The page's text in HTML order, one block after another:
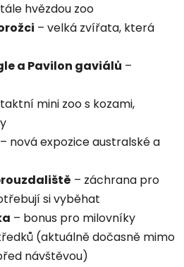
hvězdou zoo
– velká zvířata, která
a Pavilon gaviálů –
mini zoo s kozami,
– nová expozice australské a
– záchrana pro
si vyběhat
– bonus pro milovníky
(aktuálně dočasně mimo
návštěvou)